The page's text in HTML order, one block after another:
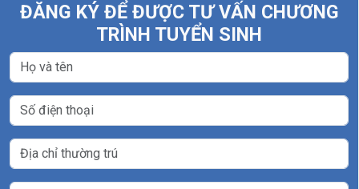
ĐĂNG KÝ ĐỂ ĐƯỢC TƯ VẤN CHƯƠNG
TRÌNH TUYỂN SINH